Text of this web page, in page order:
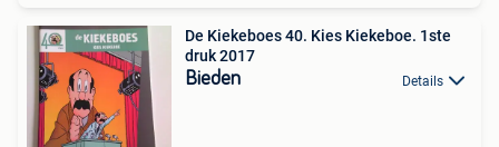
De Kiekeboes 40. Kies Kiekeboe. 1ste
druk 2017
Bieden Details